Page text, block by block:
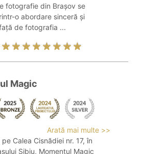
fotografie din Brașov se
o abordare sinceră și
de fotografia ...
Magic
Arată mai multe >>
Calea Cisnădiei nr. 17, în
Sibiu, Momentul Magic